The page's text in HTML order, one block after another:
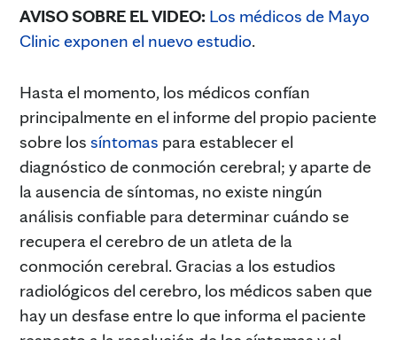
AVISO SOBRE EL VIDEO: Los médicos de Mayo
Clinic exponen el nuevo estudio.
Hasta el momento, los médicos confían
principalmente en el informe del propio paciente
sobre los síntomas para establecer el
diagnóstico de conmoción cerebral; y aparte de
la ausencia de síntomas, no existe ningún
análisis confiable para determinar cuándo se
recupera el cerebro de un atleta de la
conmoción cerebral. Gracias a los estudios
radiológicos del cerebro, los médicos saben que
hay un desfase entre lo que informa el paciente